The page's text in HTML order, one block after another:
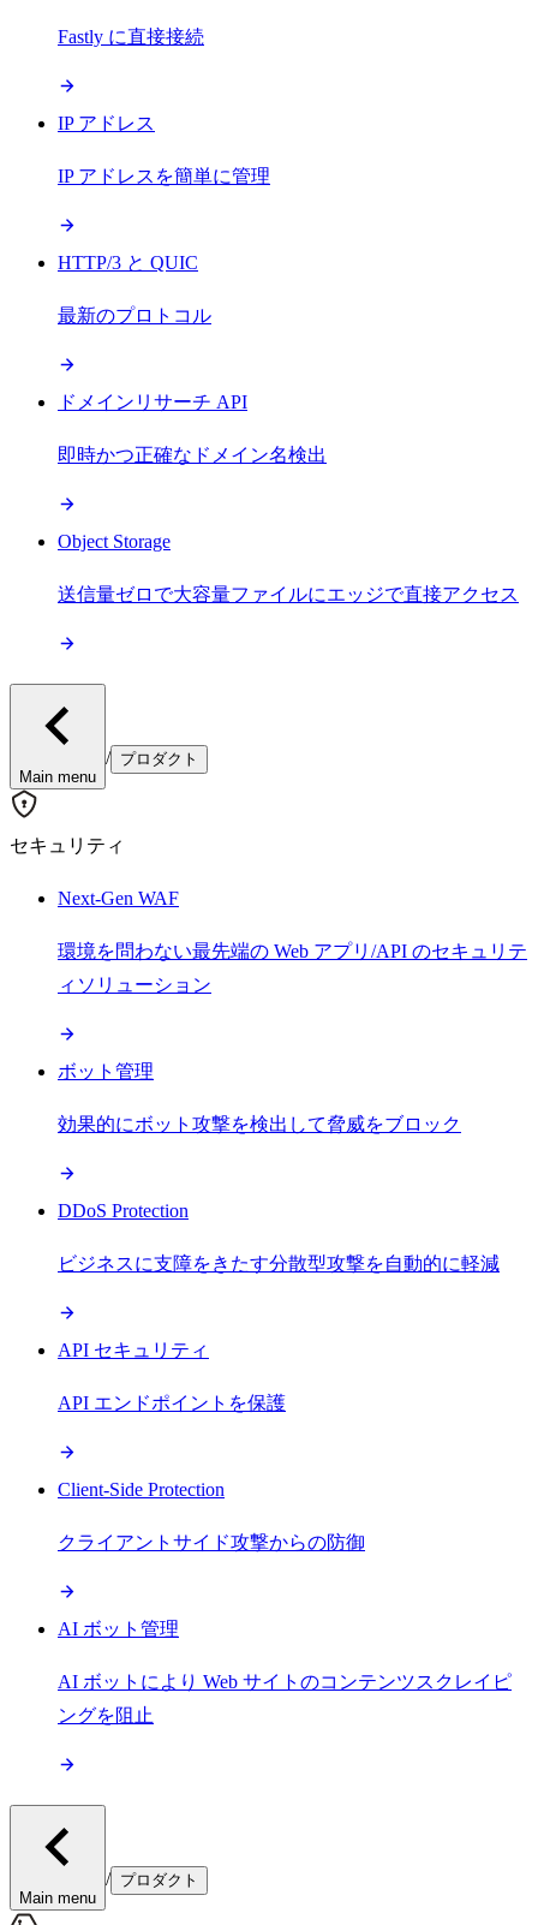
Fastly に直接接続
IP アドレス
IP アドレスを簡単に管理
HTTP/3 と QUIC
最新のプロトコル
ドメインリサーチ API
即時かつ正確なドメイン名検出
Object Storage
送信量ゼロで大容量ファイルにエッジで直接アクセス
Main menu
/ プロダクト
セキュリティ
Next-Gen WAF
環境を問わない最先端の Web アプリ/API のセキュリテ
ィソリューション
ボット管理
効果的にボット攻撃を検出して脅威をブロック
DDoS Protection
ビジネスに支障をきたす分散型攻撃を自動的に軽減
API セキュリティ
API エンドポイントを保護
Client-Side Protection
クライアントサイド攻撃からの防御
AI ボット管理
AI ボットにより Web サイトのコンテンツスクレイピ
ングを阻止
Main menu
/ プロダクト